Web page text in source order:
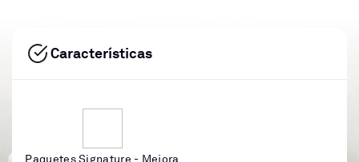
Características
Paquetes Signature - Mejora